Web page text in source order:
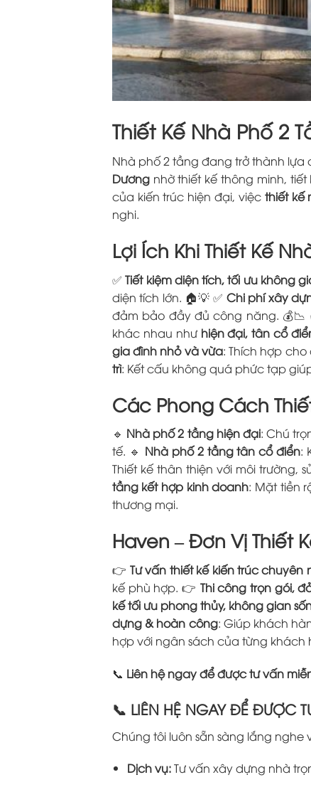
Thiết Kế Nhà Phố 2
Nhà phố 2 tầng đang trở thành
Dươngnhờ thiết kế thông minh,
của kiến trúc hiện đại, việc thiết kế
nghi.
Lợi Ích Khi Thiết Kế
✅Tiết kiệm diện tích, tối ưu không
diện tích lớn. 🏠💡 ✅ Chi phí xây
đảm bảo đầy đủ công năng. 💰📉
khác nhau như hiện đại, tân cổ
gia đình nhỏ và vừa: Thích hợp cho
trì: Kết cấu không quá phức tạp
Các Phong Cách
🔹 Nhà phố 2 tầng hiện đại: Chú
tế. 🔹 Nhà phố 2 tầng tân cổ điển:
Thiết kế thân thiện với môi trường,
tầng kết hợp kinh doanh: Mặt tiền
thương mại.
Haven – Đơn Vị Thiết
👉 Tư vấn thiết kế kiến trúc chuyên
kế phù hợp. 👉 Thi công trọn gói,
kế tối ưu phong thủy, không gian
dựng & hoàn công: Giúp khách
hợp với ngân sách của từng khách
📞 Liên hệ ngay để được tư vấn
📞 LIÊN HỆ NGAY ĐỂ ĐƯỢC
Chúng tôi luôn sẵn sàng lắng
Dịch vụ:Tư vấn xây dựng nhà